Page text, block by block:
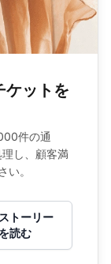
ットを
件の通
し、顧客満
い。
ストーリー
を読む